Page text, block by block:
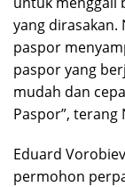
yang dirasakan.
paspor
paspor yang
mudah dan
Paspor”, terang
Eduard
permohon